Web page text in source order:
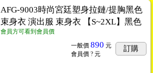
AFG-9003時尚宮廷塑身拉鏈/提胸黑色
束身衣 演出服 束身衣 【S~2XL】黑色
會員方可看到會員價
一般價 890 元
會員價 ? 元
訂購